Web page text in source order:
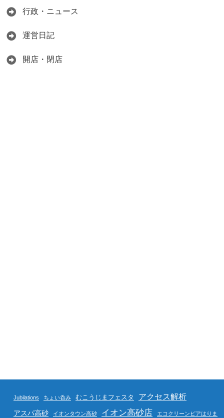
行政・ニュース
運営日記
開店・閉店
Jubilations ちょい呑み むこうじまフェスタ アクセス解析
アスパ高砂 イオンタウン高砂 イオン高砂店 エコクリーンピアはりま